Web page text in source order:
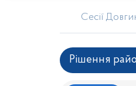
Сесії
Рішення